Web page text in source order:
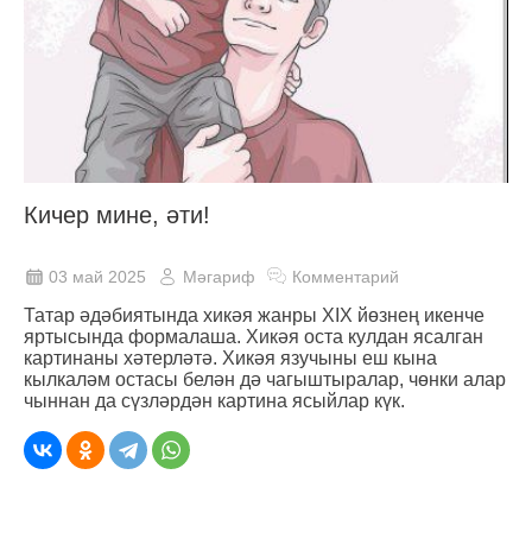
Кичер мине, әти!
03 май 2025 Мәгариф Комментарий
Татар әдәбиятында хикәя жанры XIX йөзнең икенче
яртысында формалаша. Хикәя оста кулдан ясалган
картинаны хәтерләтә. Хикәя язучыны еш кына
кылкаләм остасы белән дә чагыштыралар, чөнки алар
чыннан да сүзләрдән картина ясыйлар күк.